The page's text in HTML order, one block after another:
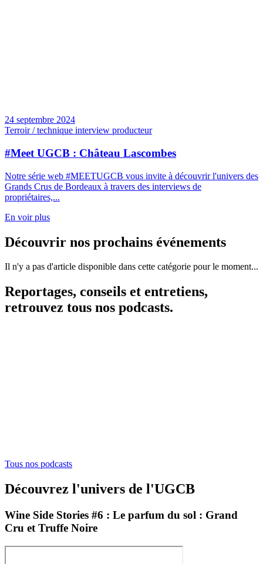
24 septembre 2024
Terroir / technique interview producteur
#Meet UGCB : Château Lascombes
Notre série web #MEETUGCB vous invite à découvrir l'univers des
Grands Crus de Bordeaux à travers des interviews de
propriétaires,...
En voir plus
Découvrir nos prochains événements
Il n'y a pas d'article disponible dans cette catégorie pour le moment...
Reportages, conseils et entretiens,
retrouvez tous nos podcasts.
Tous nos podcasts
Découvrez l'univers de l'UGCB
Wine Side Stories #6 : Le parfum du sol : Grand
Cru et Truffe Noire